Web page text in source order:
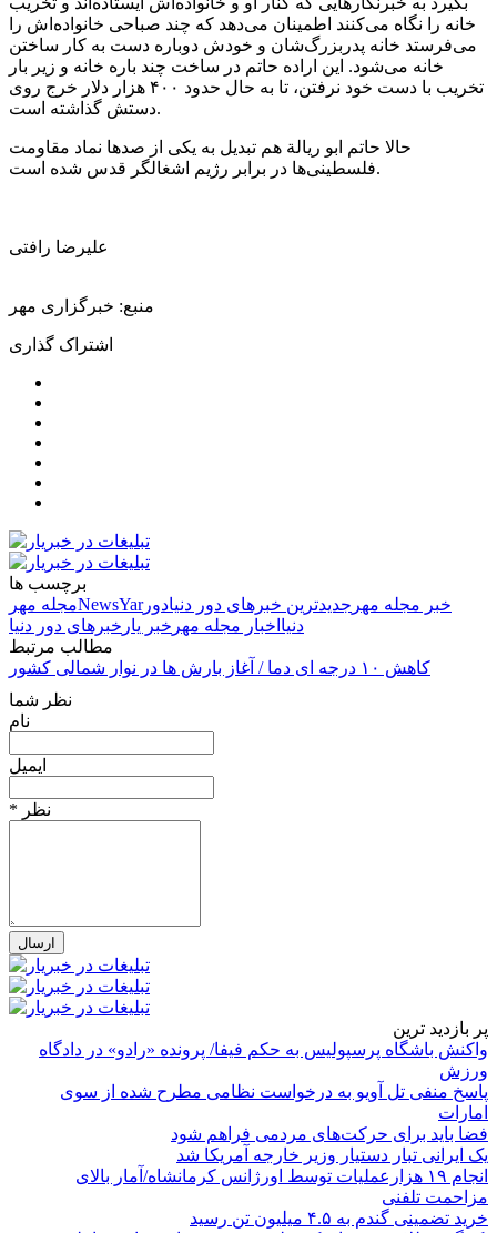
خانه را نگاه می‌کنند اطمینان می‌دهد که چند صباحی خانواده‌اش را
می‌فرستد خانه پدربزرگ‌شان و خودش دوباره دست به کار ساختن
خانه می‌شود. این اراده حاتم در ساخت چند باره خانه و زیر بار
تخریب با دست خود نرفتن، تا به حال حدود ۴۰۰ هزار دلار خرج روی
دستش گذاشته است.
حالا حاتم ابو ریالة هم تبدیل به یکی از صدها نماد مقاومت
فلسطینی‌ها در برابر رژیم اشغالگر قدس شده است.
علیرضا رافتی
منبع: خبرگزاری مهر
اشتراک گذاری
برچسب ها
مجله مهرNewsYar خبر مجله مهر جدیدترین خبرهای دور دنيادور
دنيا اخبار مجله مهر خبر یار خبرهای دور دنيا
مطالب مرتبط
کاهش ۱۰ درجه ای دما / آغاز بارش ها در نوار شمالی کشور
نظر شما
نام
ایمیل
* نظر
پر بازدید ترین
واکنش باشگاه پرسپولیس به حکم فیفا/ پرونده «رادو» در دادگاه
ورزش
پاسخ منفی تل آویو به درخواست نظامی مطرح شده از سوی
امارات
فضا باید برای حرکت‌های مردمی فراهم شود
یک ایرانی تبار دستیار وزیر خارجه آمریکا شد
انجام ۱۹ هزارعملیات توسط اورژانس کرمانشاه/آمار بالای
مزاحمت تلفنی
خرید تضمینی گندم به ۴.۵ میلیون تن رسید